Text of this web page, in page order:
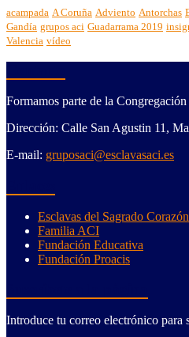
acampada A Coruña Adviento Antorchas
Gandía grupos aci Guadarrama 2019
Valencia vídeo
Formamos parte de la
Dirección: Calle San Agustin 11,
E-mail: gruposaci@esclavasaci.es
Esclavas del Sagrado
Familia ACI
Fundación Educativa
Fundación Proacis
Introduce tu correo electrónico para